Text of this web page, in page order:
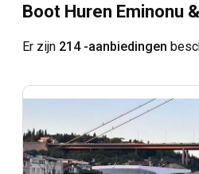
Boot Huren Eminonu
Er zijn 214 -aanbiedingen